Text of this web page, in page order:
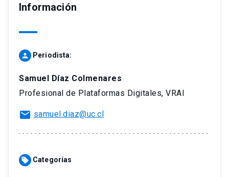
Información
person Periodista:
Samuel Díaz Colmenares
Profesional de Plataformas Digitales, VRAI
mail samuel.diaz@uc.cl
sell Categorías